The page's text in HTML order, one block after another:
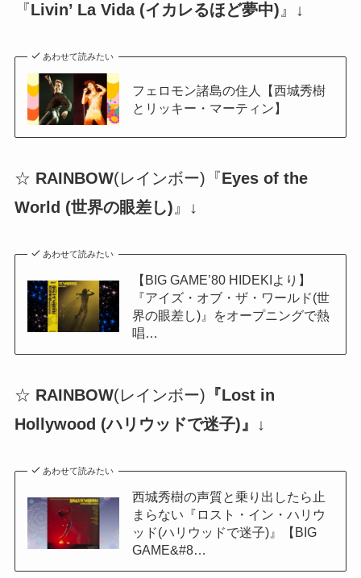
『Livin’ La Vida (イカレるほど夢中) 』↓
あわせて読みたい
フェロモン諸島の住人【西城秀樹
とリッキー・マーティン】
☆ RAINBOW(レインボー)『Eyes of the
World (世界の眼差し) 』↓
あわせて読みたい
【BIG GAME’80 HIDEKIより】
『アイズ・オブ・ザ・ワールド(世
界の眼差し)』をオープニングで熱
唱…
☆ RAINBOW(レインボー) 『Lost in
Hollywood (ハリウッドで迷子)』 ↓
あわせて読みたい
西城秀樹の声質と乗り出したら止
まらない『ロスト・イン・ハリウ
ッド(ハリウッドで迷子)』【BIG
GAME&#8…